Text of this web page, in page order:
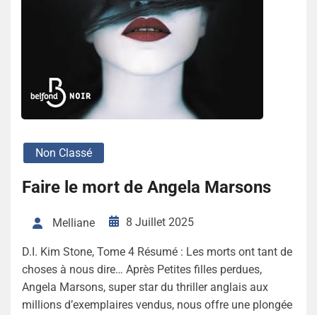
Non Classé
Faire le mort de Angela Marsons
Melliane 8 Juillet 2025
D.I. Kim Stone, Tome 4 Résumé : Les morts ont tant de
choses à nous dire… Après Petites filles perdues,
Angela Marsons, super star du thriller anglais aux
millions d’exemplaires vendus, nous offre une plongée